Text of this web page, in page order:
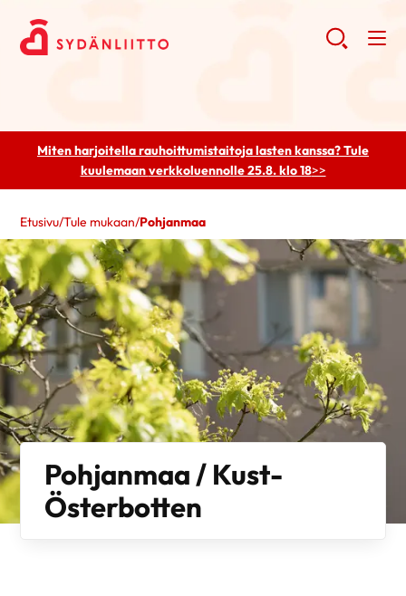
Miten harjoitella rauhoittumistaitoja lasten kanssa? Tule
kuulemaanverkkoluennolle 25.8. klo 18>>
Etusivu/Tule mukaan/Pohjanmaa
Pohjanmaa / Kust-
Österbotten